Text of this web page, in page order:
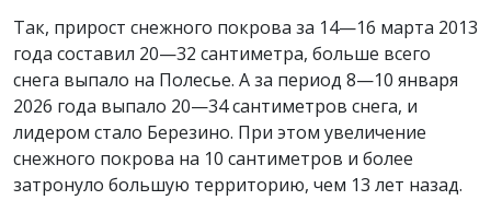
Так, прирост снежного покрова за 14—16 марта 2013
года составил 20—32 сантиметра, больше всего
снега выпало на Полесье. А за период 8—10 января
2026 года выпало 20—34 сантиметров снега, и
лидером стало Березино. При этом увеличение
снежного покрова на 10 сантиметров и более
затронуло большую территорию, чем 13 лет назад.